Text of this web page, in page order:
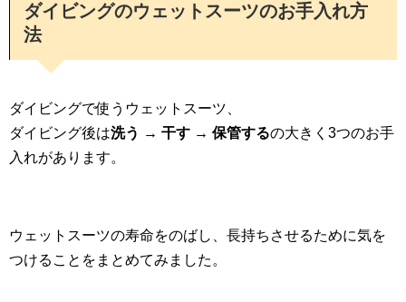
ダイビングのウェットスーツのお手入れ方
法
ダイビングで使うウェットスーツ、
ダイビング後は洗う → 干す → 保管するの大きく3つのお手
入れがあります。
ウェットスーツの寿命をのばし、長持ちさせるために気を
つけることをまとめてみました。